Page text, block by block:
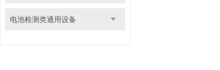
电池检测类通用设备